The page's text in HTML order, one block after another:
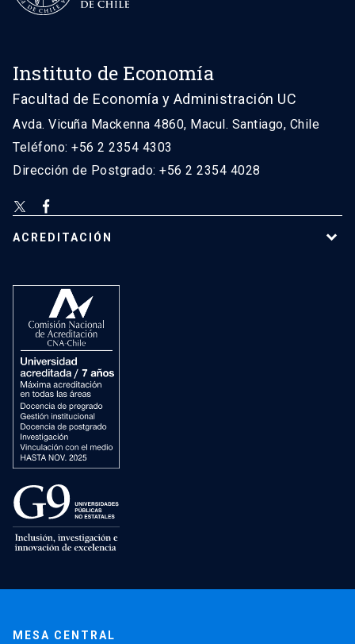
Instituto de Economía
Facultad de Economía y Administración UC
Avda. Vicuña Mackenna 4860, Macul. Santiago, Chile
Teléfono: +56 2 2354 4303
Dirección de Postgrado: +56 2 2354 4028
ACREDITACIÓN
MESA CENTRAL